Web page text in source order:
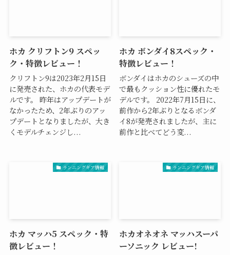
ホカ クリフトン9 スペッ
ク・特徴レビュー！
クリフトン9は2023年2月15日
に発売された、ホカの代表モデ
ルです。 昨年はアップデートが
なかったため、2年ぶりのアッ
プデートとなりましたが、大き
くモデルチェンジし...
ホカ ボンダイ8スペック・
特徴レビュー！
ボンダイはホカのシューズの中
で最もクッション性に優れたモ
デルです。 2022年7月15日に、
前作から2年ぶりとなるボンダ
イ8が発売されましたが、主に
前作と比べてどう変...
ランニングギア情報
ホカ マッハ5 スペック・特
徴レビュー！
ランニングギア情報
ホカオネオネ マッハスーパ
ーソニック レビュー!